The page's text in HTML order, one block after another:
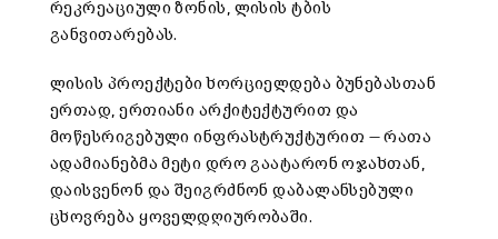
რეკრეაციული ზონის, ლისის ტბის
განვითარებას.
ლისის პროექტები ხორციელდება ბუნებასთან
ერთად, ერთიანი არქიტექტურით და
მოწესრიგებული ინფრასტრუქტურით — რათა
ადამიანებმა მეტი დრო გაატარონ ოჯახთან,
დაისვენონ და შეიგრძნონ დაბალანსებული
ცხოვრება ყოველდღიურობაში.